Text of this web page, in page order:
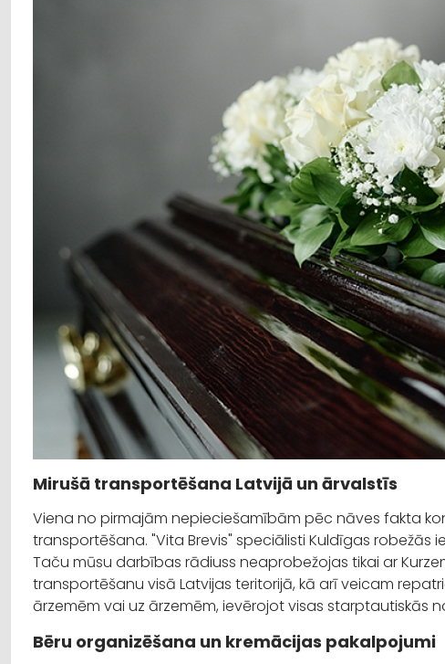
Mirušā transportēšana Latvijā un ārvalstīs
Viena no pirmajām nepieciešamībām pēc nāves fakta
transportēšana. "Vita Brevis" speciālisti Kuldīgas robežās
Taču mūsu darbības rādiuss neaprobežojas tikai ar
transportēšanu visā Latvijas teritorijā, kā arī veicam
ārzemēm vai uz ārzemēm, ievērojot visas starptautiskās
Bēru organizēšana un kremācijas pakalpojumi